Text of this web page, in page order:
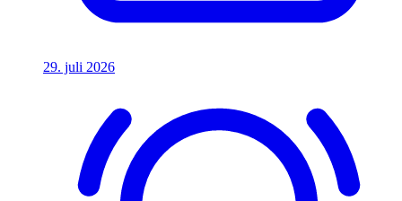
29. juli 2026